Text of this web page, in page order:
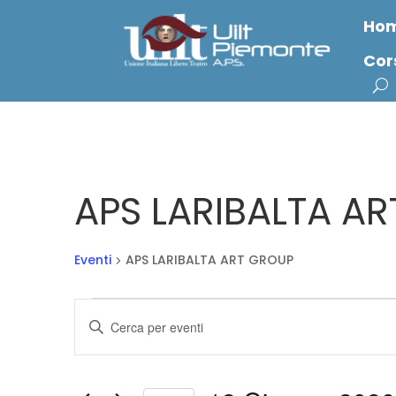
APS LARIBALTA
Eventi APS LARIBALTA ART GROUP
Eventi
for
12
Eventi
Ricerca
e
Inserisci
Parola
Chiave.